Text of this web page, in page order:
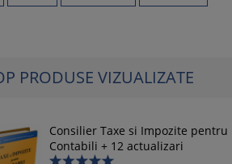
PRODUSE VIZUALIZATE
Consilier Taxe si Impozite pentru
Contabili + 12 actualizari